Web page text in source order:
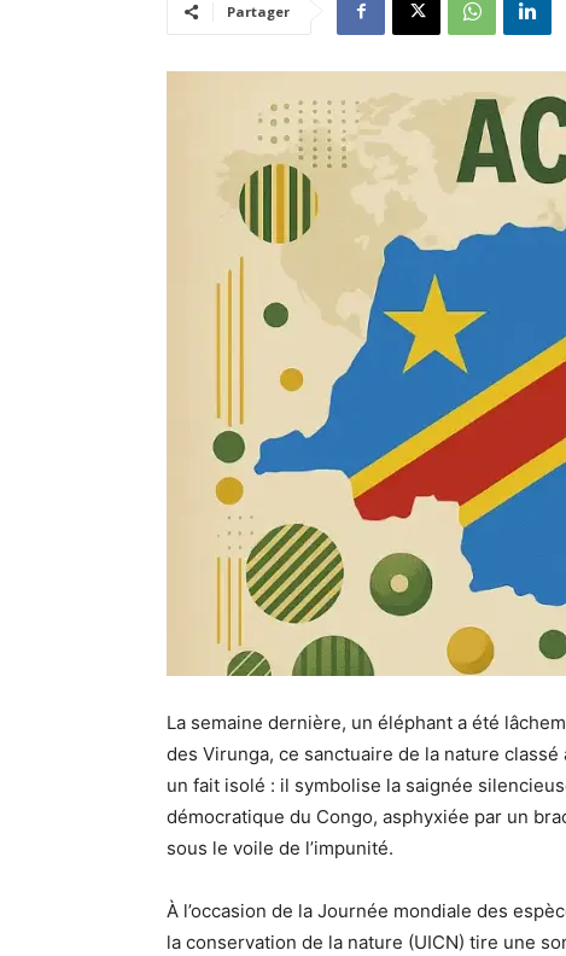
Partager
La semaine dernière, un éléphant a été
des Virunga, ce sanctuaire de la nature
un fait isolé : il symbolise la saignée
démocratique du Congo, asphyxiée par un
sous le voile de l’impunité.
À l’occasion de la Journée mondiale des
la conservation de la nature (UICN) tire une